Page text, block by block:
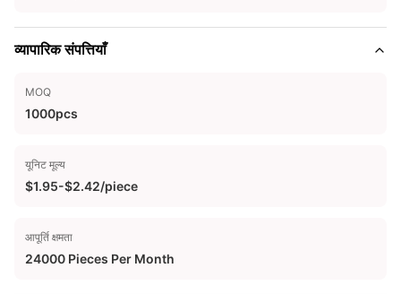
व्यापारिक संपत्तियाँ
MOQ
1000pcs
यूनिट मूल्य
$1.95-$2.42/piece
आपूर्ति क्षमता
24000 Pieces Per Month